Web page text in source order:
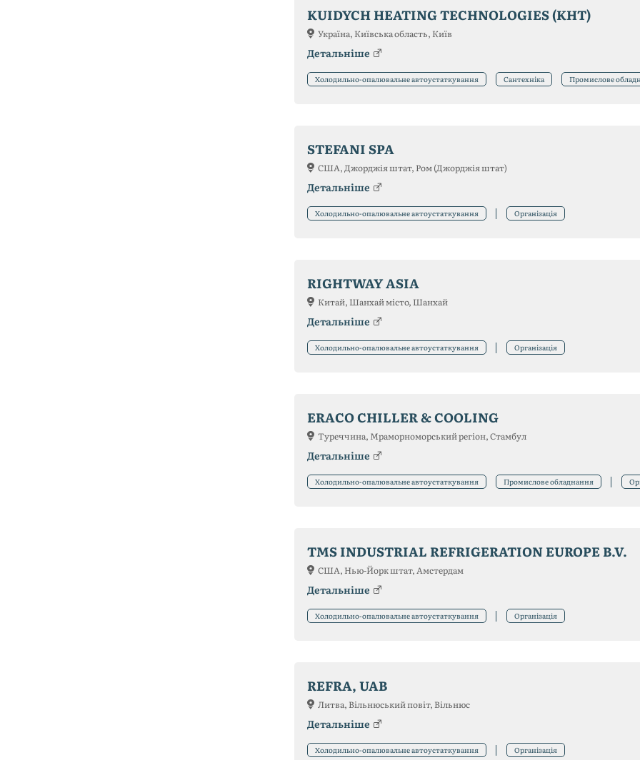
KUIDYCH HEATING TECHNOLOGIES (KHT)
Україна, Київська область, Київ
Детальніше
Холодильно-опалювальне автоустаткування Сантехніка Промислове
STEFANI SPA
США, Джорджія штат, Ром (Джорджія штат)
Детальніше
Холодильно-опалювальне автоустаткування Організація
RIGHTWAY ASIA
Китай, Шанхай місто, Шанхай
Детальніше
Холодильно-опалювальне автоустаткування Організація
ERACO CHILLER & COOLING
Туреччина, Мраморноморський регіон, Стамбул
Детальніше
Холодильно-опалювальне автоустаткування Промислове обладнання
TMS INDUSTRIAL REFRIGERATION EUROPE B.V.
США, Нью-Йорк штат, Амстердам
Детальніше
Холодильно-опалювальне автоустаткування Організація
REFRA, UAB
Литва, Вільнюський повіт, Вільнюс
Детальніше
Холодильно-опалювальне автоустаткування Організація